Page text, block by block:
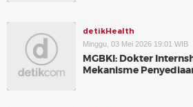
detikHealth
Minggu, 03 Mei 2026 19:01 WIB
MGBKI: Dokter
Mekanisme